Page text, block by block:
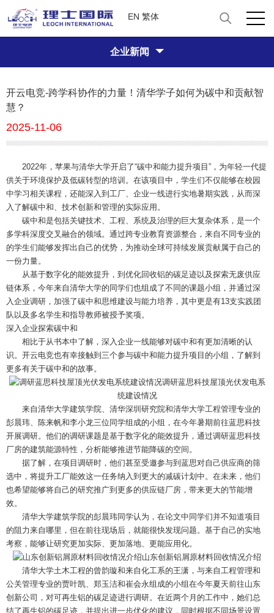
EN 繁体
企业新闻
开云电竞-跨学科协作的力量！清华学子如何为碳中和贡献智
慧？
2025-11-06
2022年，苹果与清华大学开启了“碳中和能力提升项目”，为年轻一代提
供关于环境保护及低碳转型的培训。在该项目中，学生们不仅能够在校园
中学习相关课程，还能深入到工厂、企业一线进行实地暑期实践，从而深
入了解碳中和、技术创新和管理的实际应用。
碳中和是包括关键技术、工程、系统及治理的巨大复杂体系，是一个
多学科深度交叉融合的领域。通过跨专业教育资源整合，来自不同专业的
的学生们能够发挥出自己的优势，为推动全球可持续发展贡献属于自己的
一份力量。
从基于数字化的能效提升，到优化回收铝的碳足迹以及探索无废供应
链体系，今年来自清华大学的同学们也组成了不同的课题小组，并通过深
入企业调研，加强了碳中和思维建设与能力培养，其中更是有13支实践团
队以及多名学生和指导教师被授予奖项。
深入企业探索碳中和
相比于从书本中了解，深入企业一线能够对碳中和有更加清晰的认
识。开云电竞也有幸接触到三个参与碳中和能力提升项目的小组，了解到
更多有关于碳中和的故事。
调研蓝思科技屋顶光伏发电系
统建设情况
来自清华大学建筑学院、清华深圳研究院和清华大学工程管理专业的
彭晨玮、陈来帆和李小龙三位同学组成的小组，在今年暑期前往蓝思科技
开展调研。他们的调研课题是基于数字化的能效提升，通过调研蓝思科技
厂房的建筑能源特性，分析能够推进节能降碳的空间。
据了解，在项目调研时，他们甚至受邀参与到蓝思对自己供应商的筛
选中，将提升工厂能效这一任务纳入到更大的减碳计划中。在未来，他们
也希望能够将自己的研究推广到更多的供应链厂房，带来更大的节能增
效。
清华大学建筑学院的彭晨玮同学认为，在论文中同学们并不知道项目
的阻力来自哪里，但在前往现场后，就能很快发现问题。基于自己的实地
考察，能够让研究更加实际、更加落地、更能应用化。
山东创新铝屑原材料回收情况介绍
清华大学土木工程的曾韵璇和来自化工系的王潇，与来自工程管理和
公关管理专业的贾叶凯、郑玉洁和崔会永组成的小组在今年夏天前往山东
创新公司，对可再生铝的碳足迹进行调研。在近两个月的工作中，她们总
结了再生铝的碳足迹，并提出进一步优化的建议，同时根据不同场景设置